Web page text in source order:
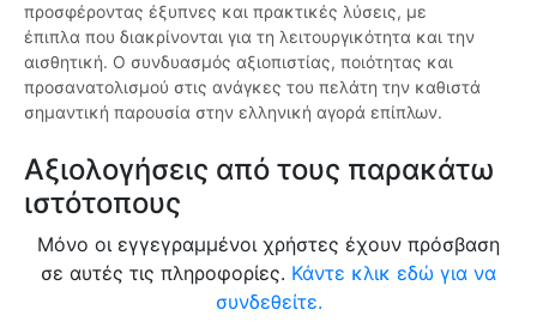
προσφέροντας έξυπνες και πρακτικές λύσεις, με
έπιπλα που διακρίνονται για τη λειτουργικότητα και την
αισθητική. Ο συνδυασμός αξιοπιστίας, ποιότητας και
προσανατολισμού στις ανάγκες του πελάτη την καθιστά
σημαντική παρουσία στην ελληνική αγορά επίπλων.
Αξιολογήσεις από τους παρακάτω
ιστότοπους
Μόνο οι εγγεγραμμένοι χρήστες έχουν πρόσβαση
σε αυτές τις πληροφορίες. Κάντε κλικ εδώ για να
συνδεθείτε.